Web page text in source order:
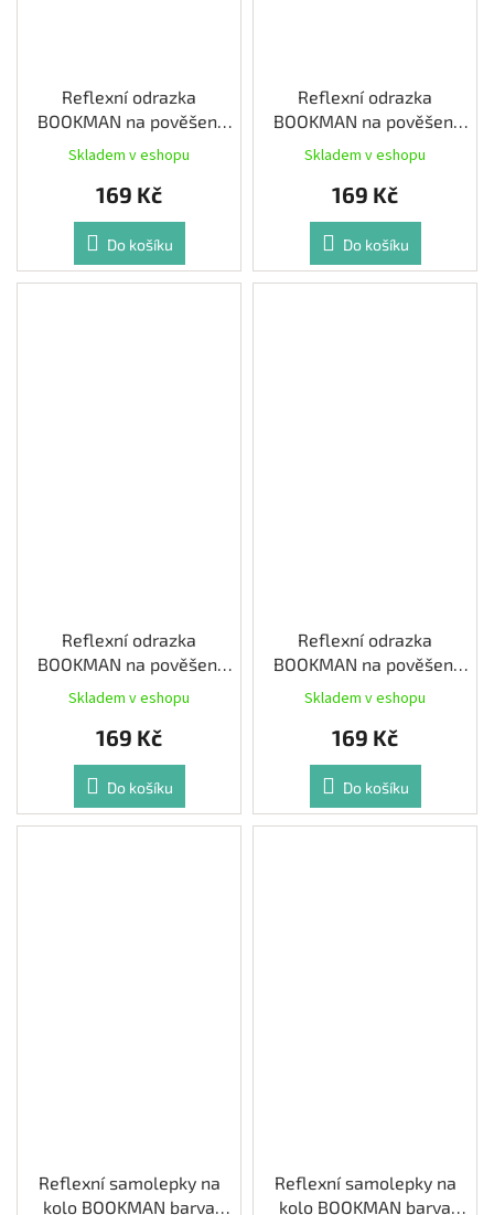
Reflexní odrazka
BOOKMAN na pověšení
barva Mint
Skladem v eshopu
169 Kč
Do košíku
Reflexní odrazka
BOOKMAN na pověšení
barva Růžová
Skladem v eshopu
169 Kč
Do košíku
Reflexní odrazka
BOOKMAN na pověšení
barva Bílá
Skladem v eshopu
169 Kč
Do košíku
Reflexní odrazka
BOOKMAN na pověšení
barva Černá
Skladem v eshopu
169 Kč
Do košíku
Reflexní samolepky na
kolo BOOKMAN barva
Reflexní samolepky na
kolo BOOKMAN barva